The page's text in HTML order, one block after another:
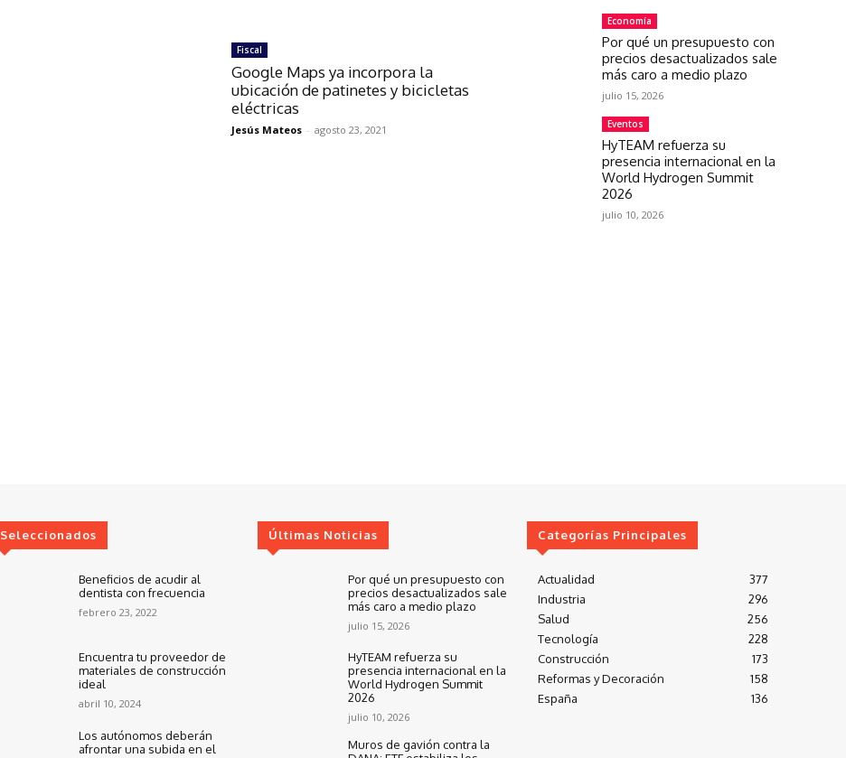
Fiscal
Google Maps ya incorpora la
ubicación de patinetes y bicicletas
eléctricas
Jesús Mateos - agosto 23, 2021
Economía
Por qué un presupuesto con
precios desactualizados sale
más caro a medio plazo
julio 15, 2026
Eventos
HyTEAM refuerza su
presencia internacional en la
World Hydrogen Summit
2026
julio 10, 2026
Seleccionados
Beneficios de acudir al
dentista con frecuencia
febrero 23, 2022
Encuentra tu proveedor de
materiales de construcción
ideal
abril 10, 2024
Los autónomos deberán
afrontar una subida en el
Últimas Noticias
Por qué un presupuesto con
precios desactualizados sale
más caro a medio plazo
julio 15, 2026
HyTEAM refuerza su
presencia internacional en la
World Hydrogen Summit
2026
julio 10, 2026
Muros de gavión contra la
Categorías Principales
Actualidad
377
Industria
296
Salud
256
Tecnología
228
Construcción
173
Reformas y Decoración
158
España
136